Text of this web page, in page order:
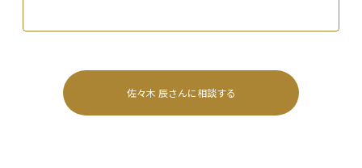
佐々木 辰さんに相談する